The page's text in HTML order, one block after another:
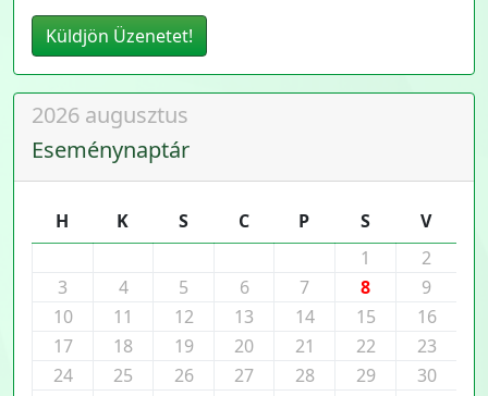
Küldjön Üzenetet!
2026 augusztus
Eseménynaptár
H K S C P S
V
1
2
3
4 5 6 7 8
9
10
11 12 13 14 15
16
17
18 19 20 21 22
23
24
25 26 27 28 29
30